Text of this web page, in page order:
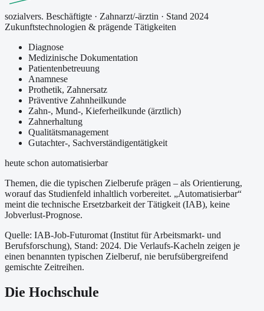
sozialvers. Beschäftigte · Zahnarzt/-ärztin · Stand 2024
Zukunftstechnologien & prägende Tätigkeiten
Diagnose
Medizinische Dokumentation
Patientenbetreuung
Anamnese
Prothetik, Zahnersatz
Präventive Zahnheilkunde
Zahn-, Mund-, Kieferheilkunde (ärztlich)
Zahnerhaltung
Qualitätsmanagement
Gutachter-, Sachverständigentätigkeit
heute schon automatisierbar
Themen, die die typischen Zielberufe prägen – als Orientierung,
worauf das Studienfeld inhaltlich vorbereitet. „Automatisierbar“
meint die technische Ersetzbarkeit der Tätigkeit (IAB), keine
Jobverlust-Prognose.
Quelle: IAB-Job-Futuromat (Institut für Arbeitsmarkt- und
Berufsforschung), Stand: 2024. Die Verlaufs-Kacheln zeigen je
einen benannten typischen Zielberuf, nie berufsübergreifend
gemischte Zeitreihen.
Die Hochschule